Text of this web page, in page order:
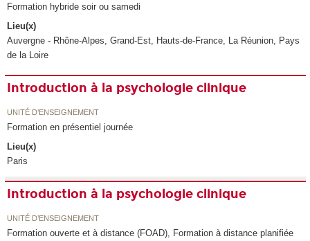
Formation hybride soir ou samedi
Lieu(x)
Auvergne - Rhône-Alpes, Grand-Est, Hauts-de-France, La Réunion, Pays
de la Loire
Introduction à la psychologie clinique
UNITÉ D’ENSEIGNEMENT
Formation en présentiel journée
Lieu(x)
Paris
Introduction à la psychologie clinique
UNITÉ D’ENSEIGNEMENT
Formation ouverte et à distance (FOAD), Formation à distance planifiée